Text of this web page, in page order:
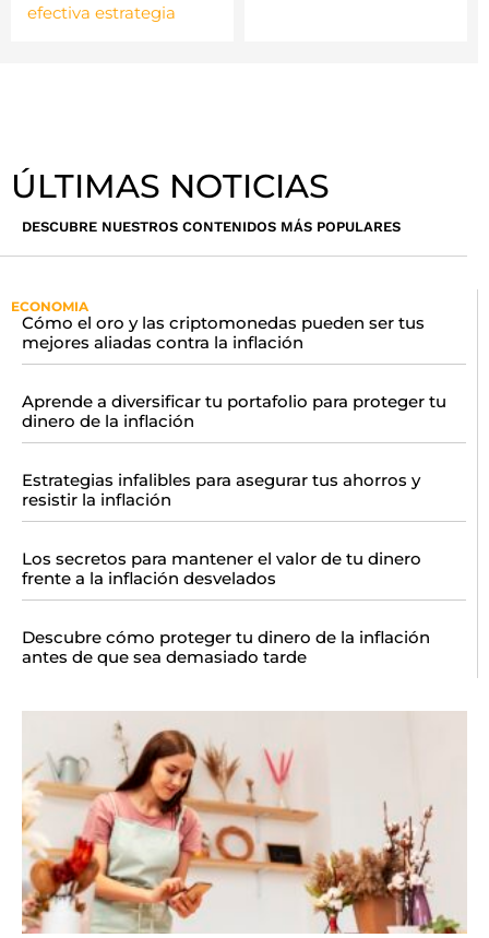
efectiva estrategia
ÚLTIMAS NOTICIAS
DESCUBRE NUESTROS CONTENIDOS MÁS POPULARES
ECONOMIA
Cómo el oro y las criptomonedas pueden ser tus
mejores aliadas contra la inflación
Aprende a diversificar tu portafolio para proteger tu
dinero de la inflación
Estrategias infalibles para asegurar tus ahorros y
resistir la inflación
Los secretos para mantener el valor de tu dinero
frente a la inflación desvelados
Descubre cómo proteger tu dinero de la inflación
antes de que sea demasiado tarde